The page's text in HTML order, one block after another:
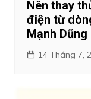
Nên thay
điện từ
Mạnh Dũng
14 Tháng 7,